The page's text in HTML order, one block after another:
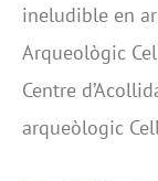
ineludible en
Arqueològic
Centre
arqueòlogic